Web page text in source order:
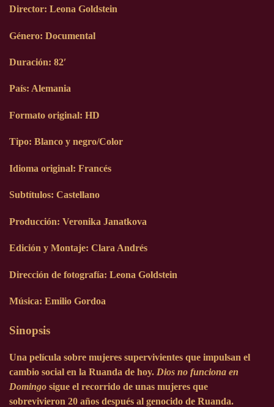
Director: Leona Goldstein
Género: Documental
Duración: 82′
País: Alemania
Formato original: HD
Tipo: Blanco y negro/Color
Idioma original: Francés
Subtítulos: Castellano
Producción: Veronika Janatkova
Edición y Montaje: Clara Andrés
Dirección de fotografía: Leona Goldstein
Música: Emilio Gordoa
Sinopsis
Una película sobre mujeres supervivientes que impulsan el
cambio social en la Ruanda de hoy. Dios no funciona en
Domingo sigue el recorrido de unas mujeres que
sobrevivieron 20 años después al genocido de Ruanda.